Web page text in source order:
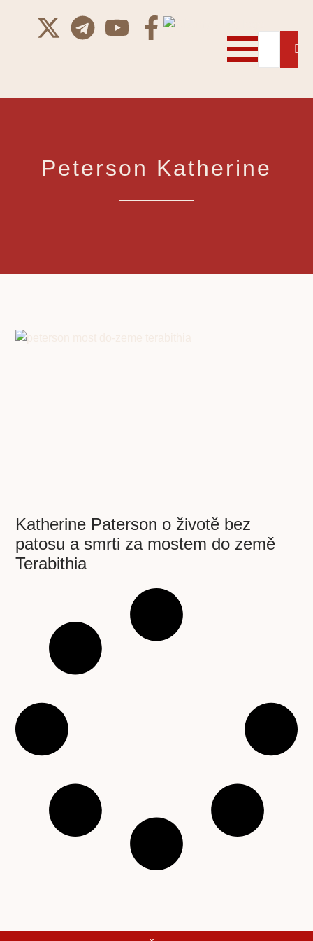
Peterson Katherine
Katherine Paterson o životě bez
patosu a smrti za mostem do země
Terabithia